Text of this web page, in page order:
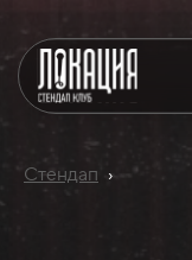
Стендап ›